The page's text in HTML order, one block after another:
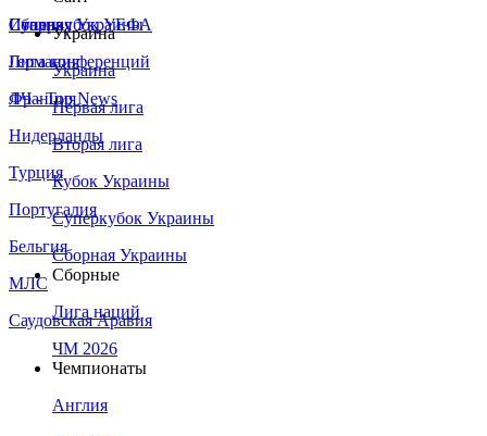
Сборная Украины
Италия
Германия
Франция
Нидерланды
Турция
Португалия
Бельгия
МЛС
Саудовская Аравия
Суперкубок УЕФА
Лига конференций
ЛЧ - Top News
Украина
Украина
Первая лига
Вторая лига
Кубок Украины
Суперкубок Украины
Сборная Украины
Сборные
Лига наций
ЧМ 2026
Чемпионаты
Англия